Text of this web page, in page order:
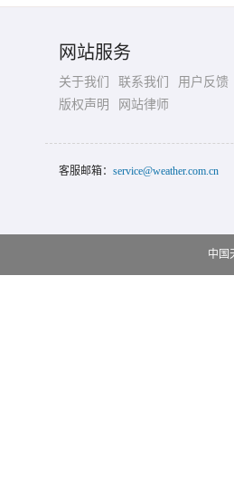
网站服务
关于我们 联系我们
用户反馈
版权声明
网站律师
客服邮箱： service@weather.com.cn
中国